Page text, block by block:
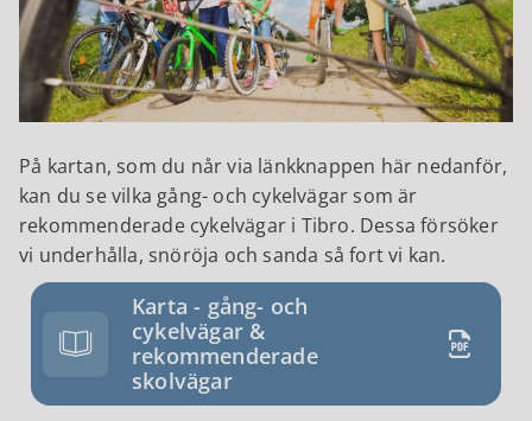
På kartan, som du når via länkknappen här nedanför,
kan du se vilka gång- och cykelvägar som är
rekommenderade cykelvägar i Tibro. Dessa försöker
vi underhålla, snöröja och sanda så fort vi kan.
Karta - gång- och
cykelvägar &
rekommenderade
skolvägar